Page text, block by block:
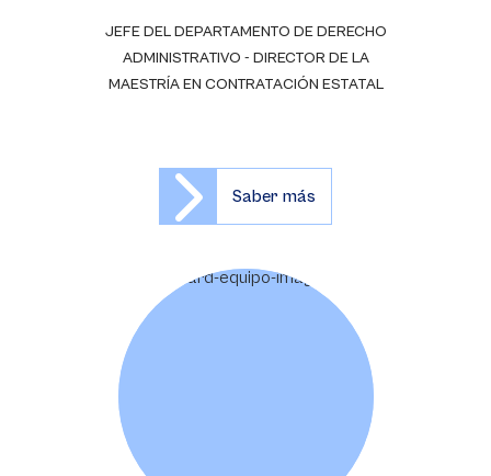
JEFE DEL DEPARTAMENTO DE DERECHO
ADMINISTRATIVO - DIRECTOR DE LA
MAESTRÍA EN CONTRATACIÓN ESTATAL
Saber más